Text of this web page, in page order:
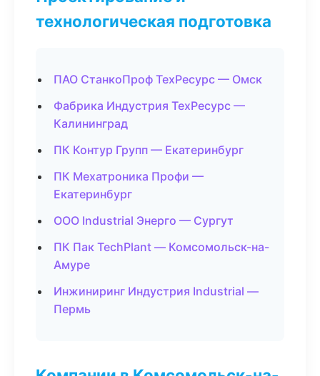
технологическая подготовка
ПАО СтанкоПроф ТехРесурс — Омск
Фабрика Индустрия ТехРесурс —
Калининград
ПК Контур Групп — Екатеринбург
ПК Мехатроника Профи —
Екатеринбург
ООО Industrial Энерго — Сургут
ПК Пак TechPlant — Комсомольск-на-
Амуре
Инжиниринг Индустрия Industrial —
Пермь